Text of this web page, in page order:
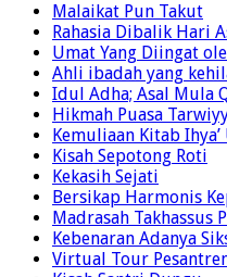
Tamu Pembawa Berkah
Malaikat Pun Takut
Rahasia Dibalik Hari
Umat Yang Diingat
Ahli ibadah yang
Idul Adha; Asal Mula
Hikmah Puasa
Kemuliaan Kitab Ihya’
Kisah Sepotong Roti
Kekasih Sejati
Bersikap Harmonis
Madrasah Takhassus
Kebenaran Adanya